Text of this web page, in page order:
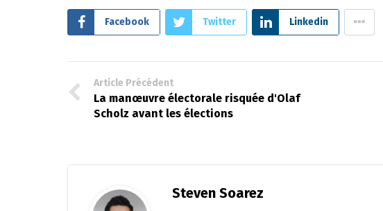
Facebook Twitter Linkedin
Article Précédent
La manœuvre électorale risquée d'Olaf
Scholz avant les élections
Steven Soarez